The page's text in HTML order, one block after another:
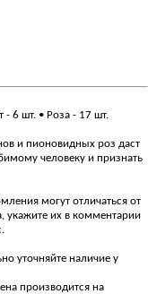
- 6 шт. • Роза - 17 шт.
и пионовидных роз даст
человеку и признать
могут отличаться от
укажите их в комментарии
уточняйте наличие у
производится на